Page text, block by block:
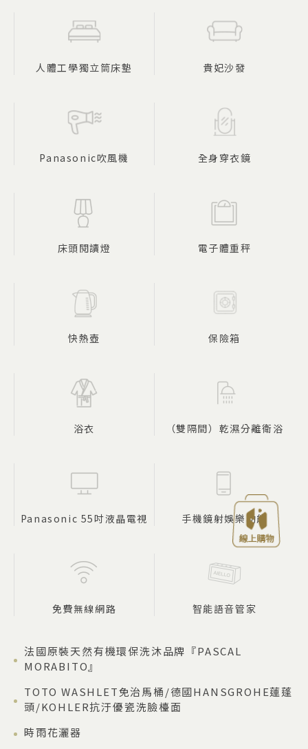
人體工學獨立筒床墊 貴妃沙發
Panasonic吹風機 全身穿衣鏡
床頭閱讀燈 電子體重秤
快熱壺 保險箱
浴衣 （雙隔間）乾濕分離衛浴
Panasonic 55吋液晶電視 手機鏡射娛樂功能
免費無線網路 智能語音管家
法國原裝天然有機環保洗沐品牌『PASCAL
MORABITO』
TOTO WASHLET免治馬桶/德國HANSGROHE蓮蓬
頭/KOHLER抗汙優瓷洗臉檯面
時雨花灑器